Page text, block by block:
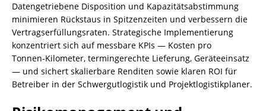
Datengetriebene Disposition und Kapazitätsabstimmung
minimieren Rückstaus in Spitzenzeiten und verbessern die
Vertragserfüllungsraten. Strategische Implementierung
konzentriert sich auf messbare KPIs — Kosten pro
Tonnen‑Kilometer, termingerechte Lieferung, Geräteeinsatz
— und sichert skalierbare Renditen sowie klaren ROI für
Betreiber in der Schwergutlogistik und Projektlogistikplaner.